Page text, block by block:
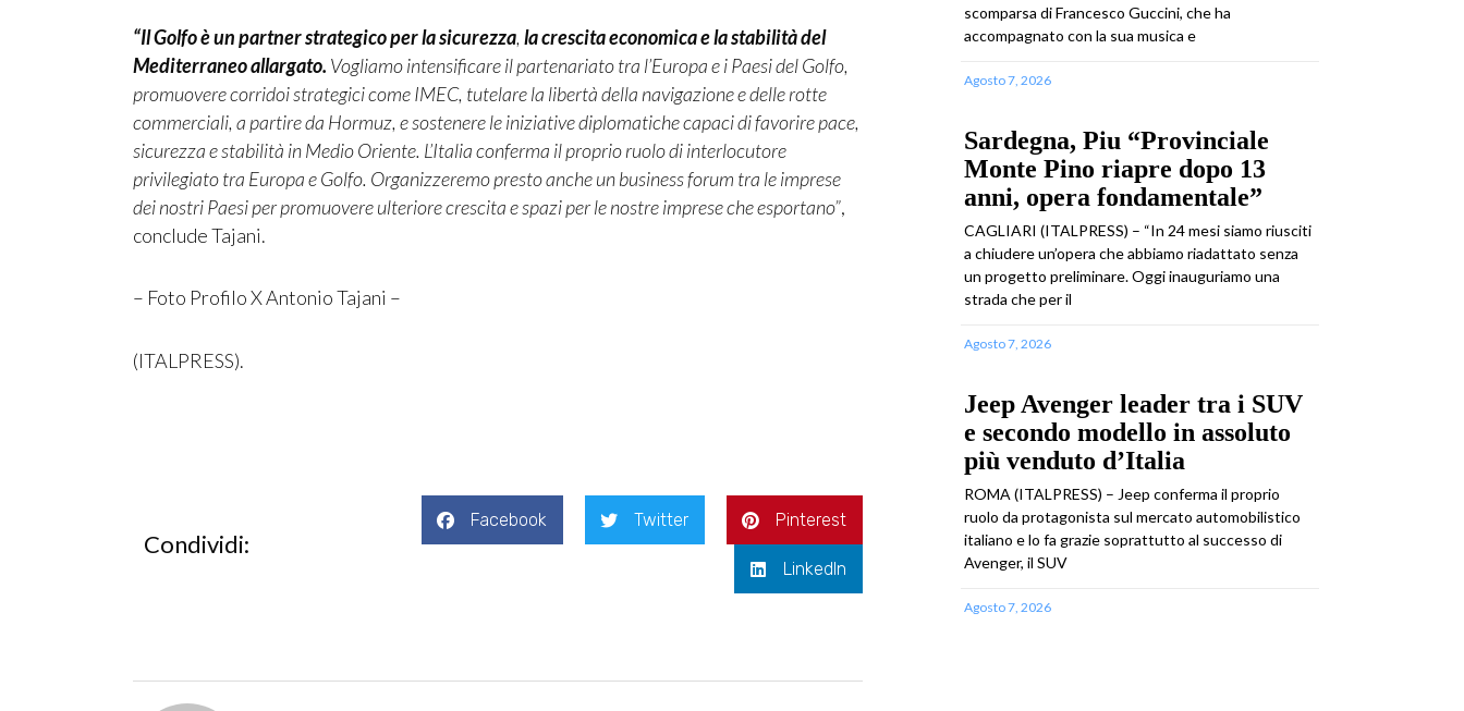
“Il Golfo è un partner strategico per la sicurezza, la crescita economica e la stabilità del
Mediterraneo allargato. Vogliamo intensificare il partenariato tra l’Europa e i Paesi del Golfo,
promuovere corridoi strategici come IMEC, tutelare la libertà della navigazione e delle rotte
commerciali, a partire da Hormuz, e sostenere le iniziative diplomatiche capaci di favorire pace,
sicurezza e stabilità in Medio Oriente. L’Italia conferma il proprio ruolo di interlocutore
privilegiato tra Europa e Golfo. Organizzeremo presto anche un business forum tra le imprese
dei nostri Paesi per promuovere ulteriore crescita e spazi per le nostre imprese che esportano”,
conclude Tajani.
– Foto Profilo X Antonio Tajani –
(ITALPRESS).
Condividi:
Facebook Twitter Pinterest
LinkedIn
scomparsa di Francesco Guccini, che ha
accompagnato con la sua musica e
Agosto 7, 2026
Sardegna, Piu “Provinciale
Monte Pino riapre dopo 13
anni, opera fondamentale”
CAGLIARI (ITALPRESS) – “In 24 mesi siamo riusciti
a chiudere un’opera che abbiamo riadattato senza
un progetto preliminare. Oggi inauguriamo una
strada che per il
Agosto 7, 2026
Jeep Avenger leader tra i SUV
e secondo modello in assoluto
più venduto d’Italia
ROMA (ITALPRESS) – Jeep conferma il proprio
ruolo da protagonista sul mercato automobilistico
italiano e lo fa grazie soprattutto al successo di
Avenger, il SUV
Agosto 7, 2026